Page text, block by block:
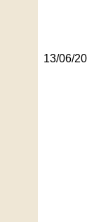
13/06/